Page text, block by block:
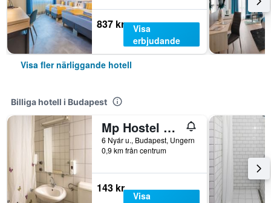
837 kr
Visa
erbjudande
Visa fler närliggande hotell
Billiga hotell i Budapest
Mp Hostel Budapest
6 Nyár u., Budapest, Ungern
0,9 km från centrum
143 kr
Visa